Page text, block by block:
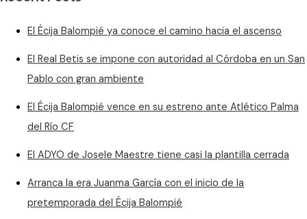
El Écija Balompié ya conoce el camino hacia el ascenso
El Real Betis se impone con autoridad al Córdoba en un San
Pablo con gran ambiente
El Écija Balompié vence en su estreno ante Atlético Palma
del Río CF
El ADYO de Josele Maestre tiene casi la plantilla cerrada
Arranca la era Juanma García con el inicio de la
pretemporada del Écija Balompié